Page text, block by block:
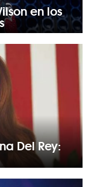
en los
Del Rey: